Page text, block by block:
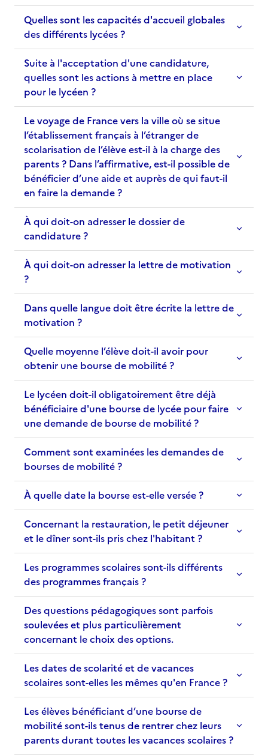
Quelles sont les capacités d'accueil globales
des différents lycées ?
Suite à l'acceptation d'une candidature,
quelles sont les actions à mettre en place
pour le lycéen ?
Le voyage de France vers la ville où se situe
l’établissement français à l’étranger de
scolarisation de l’élève est-il à la charge des
parents ? Dans l’affirmative, est-il possible de
bénéficier d’une aide et auprès de qui faut-il
en faire la demande ?
À qui doit-on adresser le dossier de
candidature ?
À qui doit-on adresser la lettre de motivation
?
Dans quelle langue doit être écrite la lettre de
motivation ?
Quelle moyenne l’élève doit-il avoir pour
obtenir une bourse de mobilité ?
Le lycéen doit-il obligatoirement être déjà
bénéficiaire d'une bourse de lycée pour faire
une demande de bourse de mobilité ?
Comment sont examinées les demandes de
bourses de mobilité ?
À quelle date la bourse est-elle versée ?
Concernant la restauration, le petit déjeuner
et le dîner sont-ils pris chez l'habitant ?
Les programmes scolaires sont-ils différents
des programmes français ?
Des questions pédagogiques sont parfois
soulevées et plus particulièrement
concernant le choix des options.
Les dates de scolarité et de vacances
scolaires sont-elles les mêmes qu'en France ?
Les élèves bénéficiant d’une bourse de
mobilité sont-ils tenus de rentrer chez leurs
parents durant toutes les vacances scolaires ?